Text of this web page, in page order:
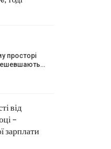
просторі
від
–
зарплати